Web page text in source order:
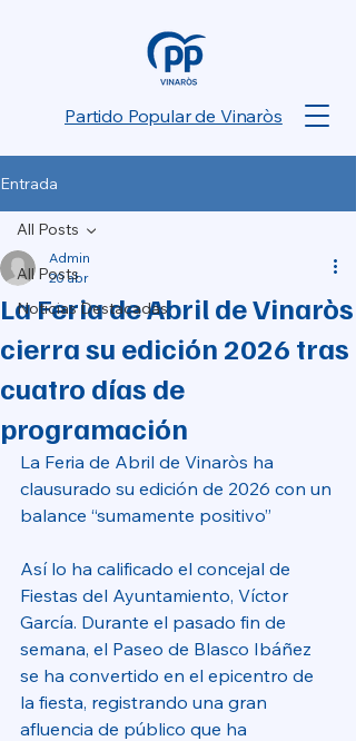
Partido Popular de Vinaròs
Entrada
All Posts
Noticias Destacadas
All Posts
La Feria de Abril de Vinaròs
cierra su edición 2026 tras
cuatro días de
programación
Admin
20 abr
La Feria de Abril de Vinaròs ha
clausurado su edición de 2026 con un
balance “sumamente positivo”
Así lo ha calificado el concejal de
Fiestas del Ayuntamiento, Víctor
García. Durante el pasado fin de
semana, el Paseo de Blasco Ibáñez
se ha convertido en el epicentro de
la fiesta, registrando una gran
afluencia de público que ha